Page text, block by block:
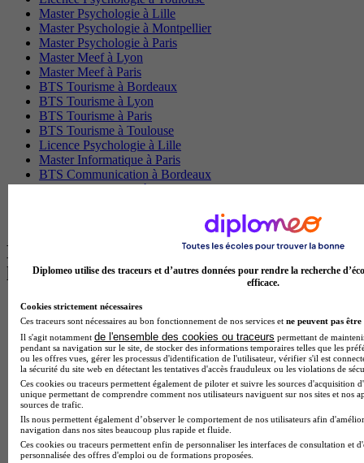
Master Psychologie à Lille
Master Psychologie à Montpellier
Master Psychologie à Paris
Master Meef à Lyon
Master Meef à Paris
BTS Tourisme à Bordeaux
BTS Tourisme à Lyon
BTS Tourisme à Paris
BTS Tourisme à Toulouse
Licence Psychologie à Lille
Master Informatique à Paris
BTS Communication à Bordeaux
Master Psychologie à Angers
Les intitulés de diplôme par alternance
les plus recherchés
BTS Esf en alternance
BTS Dietetique en alternance
BTS Mco en alternance
BTS Pi en alternance
BTS Sp3s en alternance
Master CCA en alternance
BTS Ndrc en alternance
BTS Sam en alternance
Cap Fleuriste en alternance
BTS Sio en alternance
MSc Marketing Digital en alternance
Diplomeo utilise des traceurs et d’autres données pour rendre la recherche
efficace.
Cookies strictement nécessaires
Ces traceurs sont nécessaires au bon fonctionnement de nos services et ne peuvent pas être
Il s'agit notamment de l'ensemble des cookies ou traceurs permettant de
pendant sa navigation sur le site, de stocker des informations temporaires telles que les
ou les offres vues, gérer les processus d'identification de l'utilisateur, vérifier s'il est
la sécurité du site web en détectant les tentatives d'accès frauduleux ou les violations de
Ces cookies ou traceurs permettent également de piloter et suivre les sources d'acquisition
unique permettant de comprendre comment nos utilisateurs naviguent sur nos sites et nos
sources de trafic.
Ils nous permettent également d’observer le comportement de nos utilisateurs afin
navigation dans nos sites beaucoup plus rapide et fluide.
Ces cookies ou traceurs permettent enfin de personnaliser les interfaces de consultation et
personnalisée des offres d'emploi ou de formations proposées.